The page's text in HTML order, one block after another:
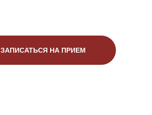
ЗАПИСАТЬСЯ НА ПРИЕМ